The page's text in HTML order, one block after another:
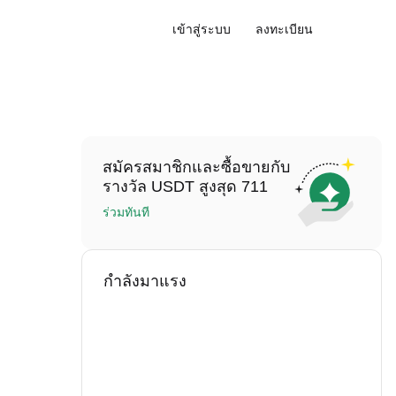
เข้าสู่ระบบ ลงทะเบียน
สมัครสมาชิกและซื้อขายกับ
รางวัล USDT สูงสุด 711
ร่วมทันที
กำลังมาแรง